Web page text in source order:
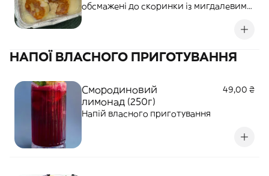
обсмажені до скоринки із мигдалевими
НАПОЇ ВЛАСНОГО ПРИГОТУВАННЯ
Смородиновий
лимонад (250г)
49,00 ₴
Напій власного приготування